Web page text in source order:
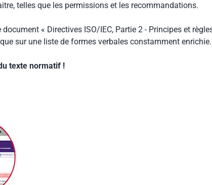
telles que les permissions et les recommandations.
« Directives ISO/IEC, Partie 2 - Principes et
sur une liste de formes verbales constamment enrichie.
texte normatif !